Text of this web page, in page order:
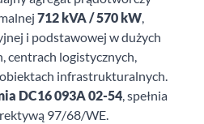
712 kVA / 570 kW,
i podstawowej w dużych
centrach logistycznych,
infrastrukturalnych.
DC16 093A 02-54, spełnia
97/68/WE.